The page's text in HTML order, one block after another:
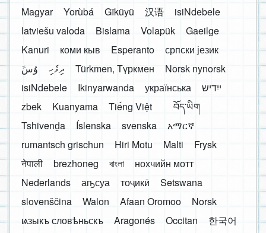
Magyar
Yorùbá Gĩkũyũ 汉语
isiNdebele
latviešu valoda
Bislama Volapük
Gaeilge
Kanuri
коми кыв Esperanto
српски језик
َوُسَ
ދިވެހި Türkmen, Түркмен
Norsk nynorsk
isiNdebele
Ikinyarwanda українська
ייִדיש
zbek
Kuanyama Tiếng Việt
བོད་ཡིག
Tshivenḓa
Íslenska svenska
አማርኛ
rumantsch grischun
Hiri Motu Malti
Frysk
नेपाली
brezhoneg বাংলা
нохчийн мотт
Nederlands
аҧсуа тоҷикӣ
Setswana
slovenščina
Walon Afaan Oromoo
Norsk
ѩзыкъ словѣньскъ
Aragonés Occitan
한국어